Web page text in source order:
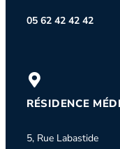
05 62 42 42 42
RÉSIDENCE
5, Rue Labastide